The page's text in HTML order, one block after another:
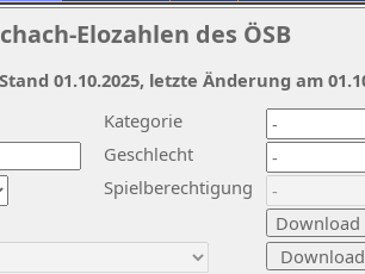
Elozahlen des ÖSB
Kategorie
Geschlecht
Spielberechtigung
01.10.2025, letzte Änderung am